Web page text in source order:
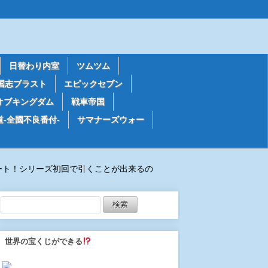
日替わり内室
ツムツム
志ブラスト
エピックセブン
ブキングダム
戦車帝国
-全國不良番付-
サマナーズウォー
！シリーズ初回で引くことが出来るの
世界の宝くじができる